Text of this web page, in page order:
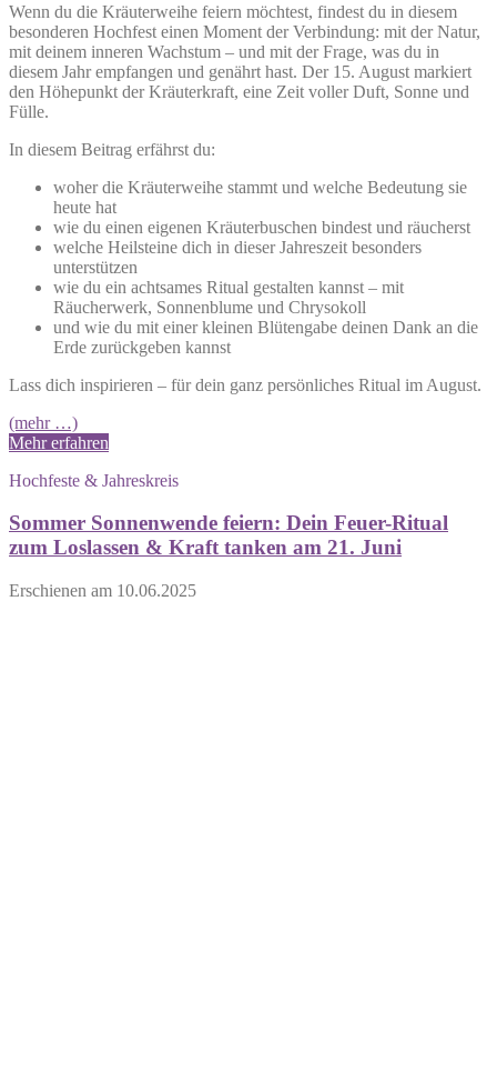
Wenn du die Kräuterweihe feiern möchtest, findest du in diesem
besonderen Hochfest einen Moment der Verbindung: mit der Natur,
mit deinem inneren Wachstum – und mit der Frage, was du in
diesem Jahr empfangen und genährt hast. Der 15. August markiert
den Höhepunkt der Kräuterkraft, eine Zeit voller Duft, Sonne und
Fülle.
In diesem Beitrag erfährst du:
woher die Kräuterweihe stammt und welche Bedeutung sie
heute hat
wie du einen eigenen Kräuterbuschen bindest und räucherst
welche Heilsteine dich in dieser Jahreszeit besonders
unterstützen
wie du ein achtsames Ritual gestalten kannst – mit
Räucherwerk, Sonnenblume und Chrysokoll
und wie du mit einer kleinen Blütengabe deinen Dank an die
Erde zurückgeben kannst
Lass dich inspirieren – für dein ganz persönliches Ritual im August.
(mehr …)
Mehr erfahren
Hochfeste & Jahreskreis
Sommer Sonnenwende feiern: Dein Feuer-Ritual
zum Loslassen & Kraft tanken am 21. Juni
Erschienen am 10.06.2025